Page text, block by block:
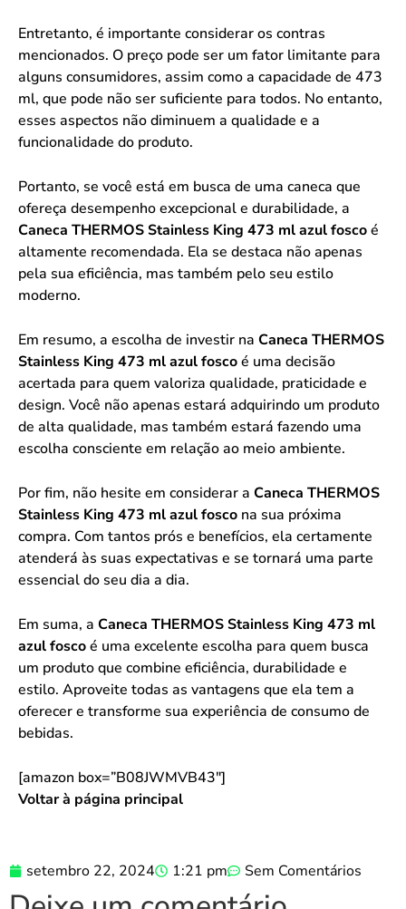
Entretanto, é importante considerar os contras
mencionados. O preço pode ser um fator limitante para
alguns consumidores, assim como a capacidade de 473
ml, que pode não ser suficiente para todos. No entanto,
esses aspectos não diminuem a qualidade e a
funcionalidade do produto.
Portanto, se você está em busca de uma caneca que
ofereça desempenho excepcional e durabilidade, a
Caneca THERMOS Stainless King 473 ml azul foscoé
altamente recomendada. Ela se destaca não apenas
pela sua eficiência, mas também pelo seu estilo
moderno.
Em resumo, a escolha de investir na Caneca THERMOS
Stainless King 473 ml azul foscoé uma decisão
acertada para quem valoriza qualidade, praticidade e
design. Você não apenas estará adquirindo um produto
de alta qualidade, mas também estará fazendo uma
escolha consciente em relação ao meio ambiente.
Por fim, não hesite em considerar a Caneca THERMOS
Stainless King 473 ml azul fosco na sua próxima
compra. Com tantos prós e benefícios, ela certamente
atenderá às suas expectativas e se tornará uma parte
essencial do seu dia a dia.
Em suma, a Caneca THERMOS Stainless King 473 ml
azul foscoé uma excelente escolha para quem busca
um produto que combine eficiência, durabilidade e
estilo. Aproveite todas as vantagens que ela tem a
oferecer e transforme sua experiência de consumo de
bebidas.
[amazon box=”B08JWMVB43″]
Voltar à página principal
setembro 22, 2024 1:21 pm Sem Comentários